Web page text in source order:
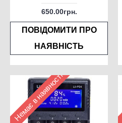
650.00грн.
ПОВІДОМИТИ ПРО
НАЯВНІСТЬ
Немає в наявності